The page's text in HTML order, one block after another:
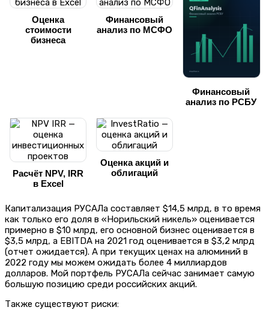
Оценка
стоимости
бизнеса
Финансовый
анализ по МСФО
Финансовый
анализ по РСБУ
Расчёт NPV, IRR
в Excel
Оценка акций и
облигаций
Капитализация РУСАЛа составляет $14,5 млрд, в то время
как только его доля в «Норильский никель» оценивается
примерно в $10 млрд, его основной бизнес оценивается в
$3,5 млрд, а EBITDA на 2021 год оценивается в $3,2 млрд
(отчет ожидается). А при текущих ценах на алюминий в
2022 году мы можем ожидать более 4 миллиардов
долларов. Мой портфель РУСАЛа сейчас занимает самую
большую позицию среди российских акций.
Также существуют риски: